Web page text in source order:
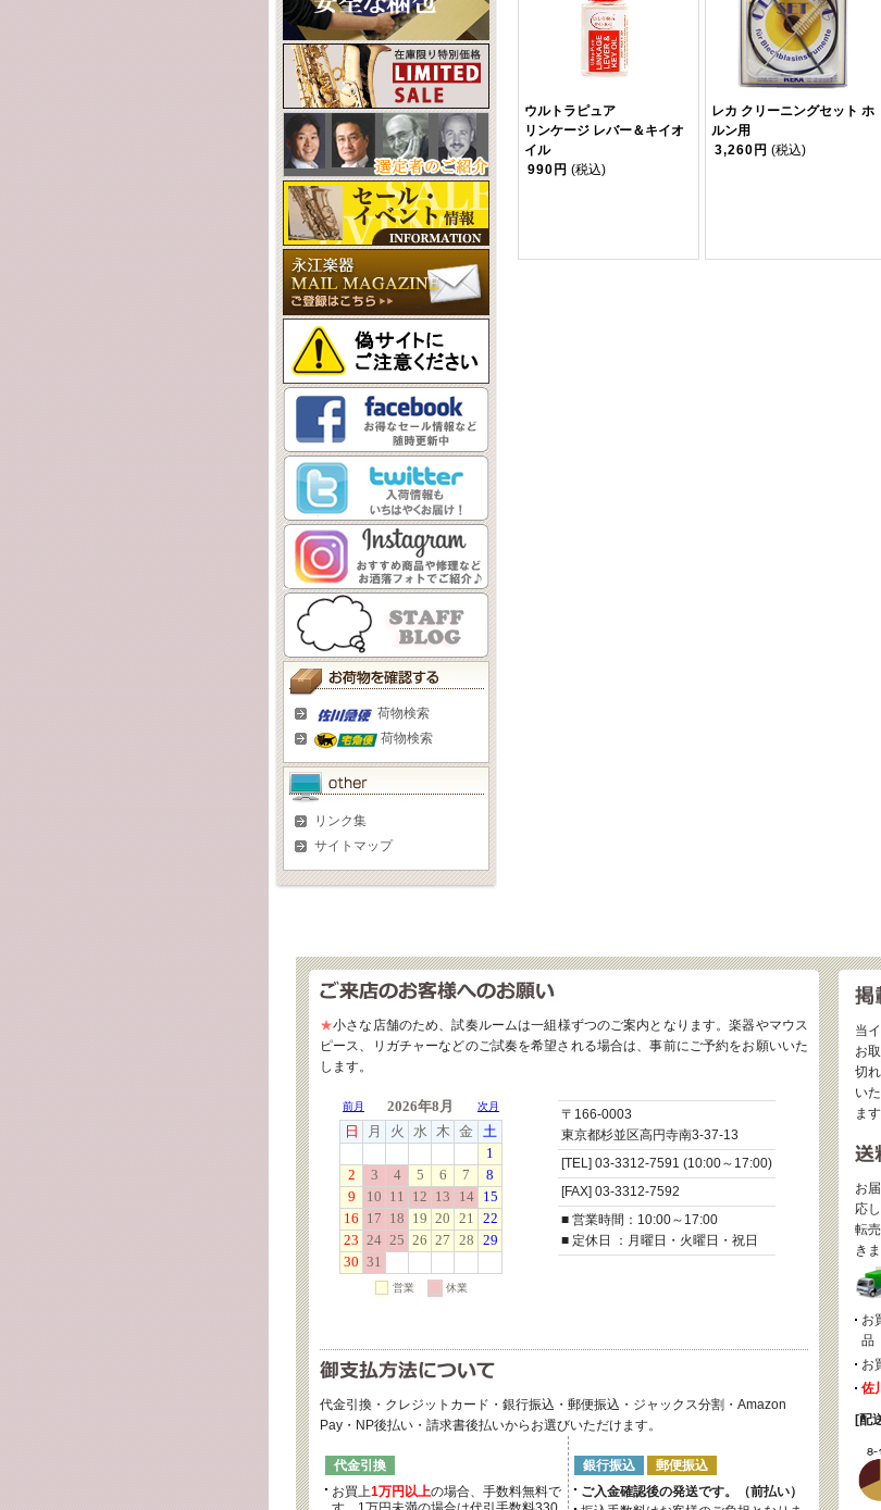
荷物検索
荷物検索
リンク集
サイトマップ
ウルトラピュア
リンケージ レバー＆キイオ
イル
990円 (税込)
レカ クリーニングセット ホ
ルン用
3,260円 (税込)
★小さな店舗のため、試奏ルームは一組様ずつのご案内となります。楽器やマウス
ピース、リガチャーなどのご試奏を希望される場合は、事前にご予約をお願いいた
します。
〒166-0003
東京都杉並区高円寺南3-37-13
[TEL] 03-3312-7591 (10:00～17:00)
[FAX] 03-3312-7592
■ 営業時間：10:00～17:00
■ 定休日 ：月曜日・火曜日・祝日
代金引換・クレジットカード・銀行振込・郵便振込・ジャックス分割・Amazon
Pay・NP後払い・請求書後払いからお選びいただけます。
代金引換
お買上1万円以上の場合、手数料無料で
銀行振込
郵便振込
ご入金確認後の発送です。（前払い）
当
お
切
い
ます
お
応
転
きま
お
品
お
佐
[配